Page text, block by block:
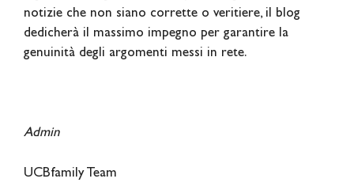
notizie che non siano corrette o veritiere, il blog
dedicherà il massimo impegno per garantire la
genuinità degli argomenti messi in rete.
Admin
UCBfamily Team